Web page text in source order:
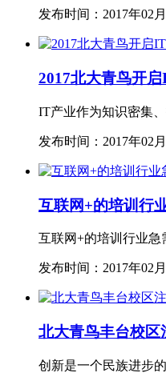
发布时间：2017年02
2017北大青鸟开
IT产业作为知识密集
发布时间：2017年02
互联网+的培训行
互联网+的培训行业急
发布时间：2017年02
北大青鸟丰台校区
创新是一个民族进步